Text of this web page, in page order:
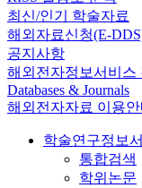
최신/인기 학술자료
해외자료신청(E-
공지사항
해외전자정보서비스
Databases & Journals
해외전자자료 이용안
학술연구정보
통합검색
학위논문